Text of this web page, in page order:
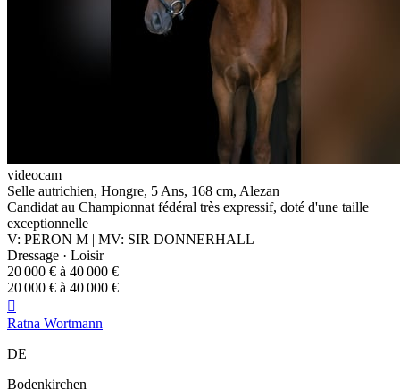
videocam
Selle autrichien, Hongre, 5 Ans, 168 cm, Alezan
Candidat au Championnat fédéral très expressif, doté d'une taille
exceptionnelle
V: PERON M | MV: SIR DONNERHALL
Dressage · Loisir
20 000 € à 40 000 €
20 000 € à 40 000 €

Ratna Wortmann
DE
Bodenkirchen